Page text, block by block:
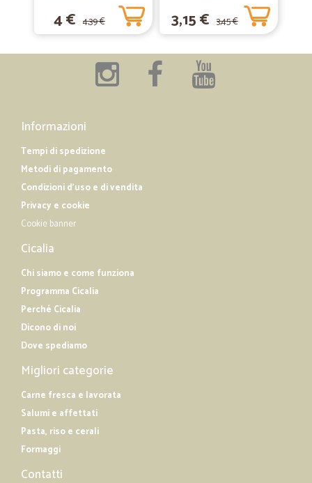
4 € 4,39 € 3,15 € 3,45 €
Informazioni
Tempi di spedizione
Metodi di pagamento
Condizioni d'uso e di vendita
Privacy e cookie
Cookie banner
Cicalia
Chi siamo e come funziona
Programma Cicalia
Perché Cicalia
Dicono di noi
Dove spediamo
Migliori categorie
Carne fresca e lavorata
Salumi e affettati
Pasta, riso e cerali
Formaggi
Contatti